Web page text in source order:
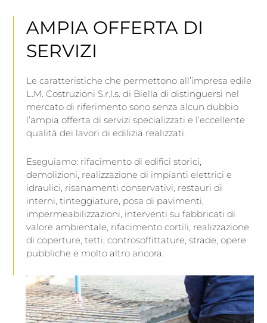
AMPIA OFFERTA DI
SERVIZI
Le caratteristiche che permettono all’impresa edile
L.M. Costruzioni S.r.l.s. di Biella di distinguersi nel
mercato di riferimento sono senza alcun dubbio
l’ampia offerta di servizi specializzati e l’eccellente
qualità dei lavori di edilizia realizzati.
Eseguiamo: rifacimento di edifici storici,
demolizioni, realizzazione di impianti elettrici e
idraulici, risanamenti conservativi, restauri di
interni, tinteggiature, posa di pavimenti,
impermeabilizzazioni, interventi su fabbricati di
valore ambientale, rifacimento cortili, realizzazione
di coperture, tetti, controsoffittature, strade, opere
pubbliche e molto altro ancora.